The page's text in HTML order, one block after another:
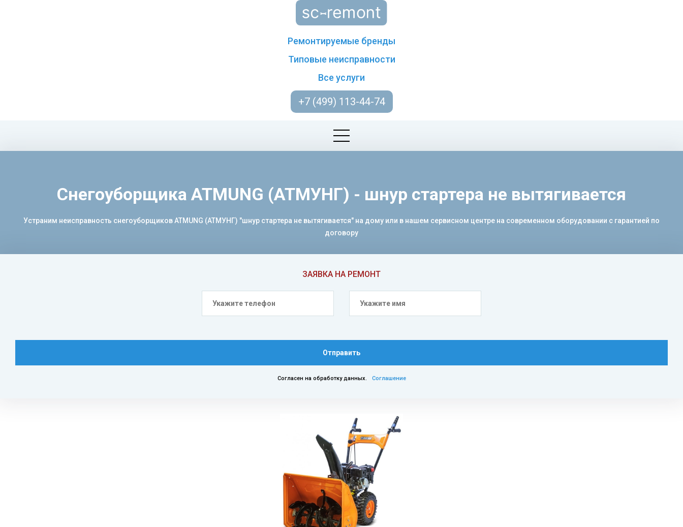
Ремонтируемые бренды
Типовые неисправности
Все услуги
+7 (499) 113-44-74
ЗАЯВКА НА РЕМОНТ
Отправить
Согласен на обработку данных. Соглашение
Снегоуборщика ATMUNG (АТМУНГ) - шнур стартера не вытягивается
Устраним неисправность снегоуборщиков ATMUNG (АТМУНГ) "шнур стартера не вытягивается" на дому или в нашем сервисном центре на современном оборудовании с гарантией по
договору